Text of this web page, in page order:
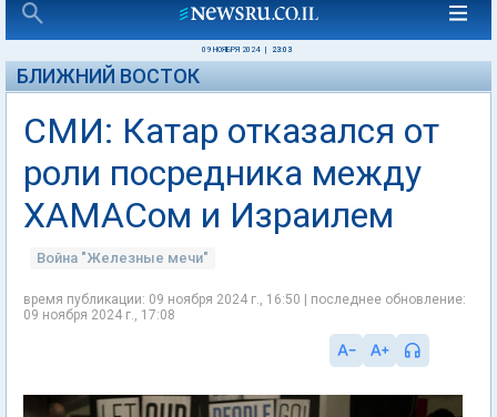
09 НОЯБРЯ 2024 23:03
БЛИЖНИЙ ВОСТОК
СМИ: Катар отказался от
роли посредника между
ХАМАСом и Израилем
Война "Железные мечи"
время публикации: 09 ноября 2024 г., 16:50 | последнее обновление:
09 ноября 2024 г., 17:08